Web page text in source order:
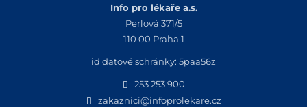
Info pro lékaře a.s.
Perlová 371/5
110 00 Praha 1
id datové schránky: 5paa56z
253 253 900
zakaznici@infoprolekare.cz